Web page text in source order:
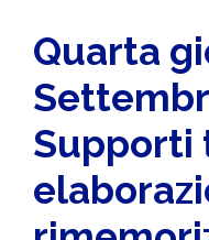
Quarta
Supporti